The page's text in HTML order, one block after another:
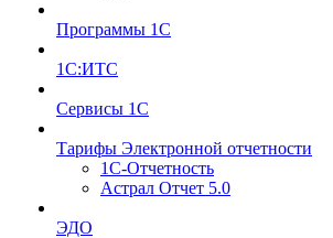
Программы 1С
1С:ИТС
Сервисы 1С
Тарифы Электронной отчетности
1С-Отчетность
Астрал Отчет 5.0
ЭДО